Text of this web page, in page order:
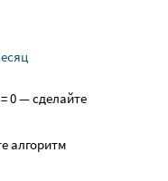
0 — сделайте
алгоритм